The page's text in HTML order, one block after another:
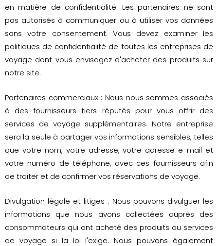
en matière de confidentialité. Les partenaires ne sont
pas autorisés à communiquer ou à utiliser vos données
sans votre consentement. Vous devez examiner les
politiques de confidentialité de toutes les entreprises de
voyage dont vous envisagez d'acheter des produits sur
notre site.
Partenaires commerciaux : Nous nous sommes associés
à des fournisseurs tiers réputés pour vous offrir des
services de voyage supplémentaires. Notre entreprise
sera la seule à partager vos informations sensibles, telles
que votre nom, votre adresse, votre adresse e-mail et
votre numéro de téléphone, avec ces fournisseurs afin
de traiter et de confirmer vos réservations de voyage.
Divulgation légale et litiges : Nous pouvons divulguer les
informations que nous avons collectées auprès des
consommateurs qui ont acheté des produits ou services
de voyage si la loi l'exige. Nous pouvons également